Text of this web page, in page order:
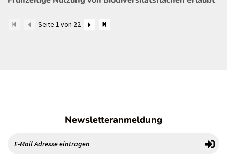
Seite 1 von 22
Newsletteranmeldung